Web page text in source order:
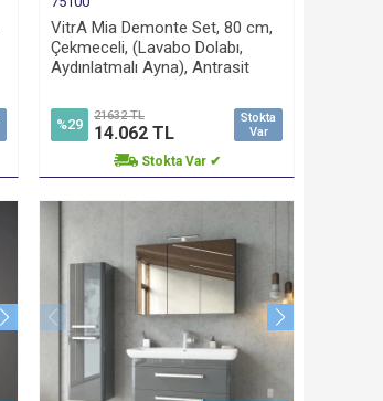
VitrA Mia Demonte Set, 80 cm,
Çekmeceli, (Lavabo Dolabı,
Aydınlatmalı Ayna), Antrasit
%29
Stokta
Var
21632 TL
14.062 TL
Stokta Var ✔